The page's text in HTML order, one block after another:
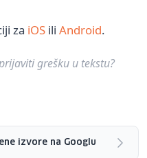
za iOS ili Android.
grešku u tekstu?
izvore na Googlu